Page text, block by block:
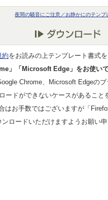
夜間の騒音にご注意／お静かにのテンプ
約をお読みの上テンプレート書式を
」「Microsoft Edge」をお使い
Chrome、Microsoft Edgeのブ
ードができないケースがあること
はお手数ではございますが「
ンロードいただけますようお願い申